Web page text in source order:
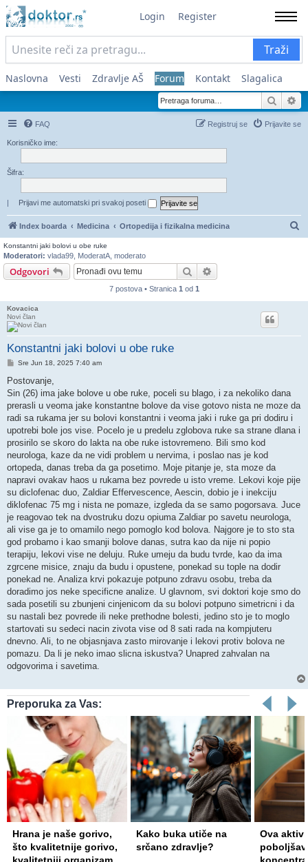
Login Register
Traži
Naslovna Vesti Zdravlje AŠ Forum Kontakt Slagalica
FAQ Prijavite se
Registruj se
Korisničko ime:
Šifra:
| Prijavi me automatski pri svakoj poseti
Index boarda Medicina Ortopedija i fizikalna medicina
Konstantni jaki bolovi u obe ruke
Moderatori: vlada99 ModeratA moderato
Odgovori Pretraga
7 postova • Stranica 1 od 1
Kovacica
Novi član
Konstantni jaki bolovi u obe ruke
Post
Sre Jun 18, 2025 7:40 am
Postovanje,
Sin (26) ima jake bolove u obe ruke, poceli su blago, i za nekoliko dana
prerasli u veoma jake konstantne bolove da vise gotovo nista ne moze da
radi sa rukama jer su bolovi konstantni i veoma jaki i ruke ga pri dodiru i
upotrebi bole jos vise. Pocelo je u predelu zglobova ruke sa strane dlana i
prosirilo se skoro do lakta na obe ruke istovremeno. Bili smo kod
neurologa, kaze da ne vidi problem u nervima, i poslao nas je kod
ortopeda, danas treba da ga posetimo. Moje pitanje je, sta moze da
napravi ovakav haos u rukama bez povrede u isto vreme. Lekovi koje pije
su diclofenac duo, Zaldiar Effervescence, Aescin, dobio je i inekciju
diklofenac 75 mg i nista ne pomaze, izgleda da se samo pogorsava. Juce
je reagovao tek na dvostruku dozu opiuma Zaldiar po savetu neurologa,
ali vise ga je to omamilo nego pomoglo kod bolova. Najgore je to sto sta
god probamo i kao smanji bolove danas, sutra kao da nije ni popio
terapiju, lekovi vise ne deluju. Ruke umeju da budu tvrde, kao da ima
zgrcene misice, znaju da budu i opustene, ponekad su tople na dodir
ponekad ne. Analiza krvi pokazuje potpuno zdravu osobu, treba da
doradimo jos neke specificne analize. U glavnom, svi doktori koje smo do
sada posetili su zbunjeni cinjenicom da su bolovi potpuno simetricni i da
su nastali bez povrede ili neke prethodne bolesti, jedino sto je to moglo
startovati su sedeci nacin zivota vise od 8 sati rada na kompjuteru
dnevno. Ali, to ne objasnjava zasto mirovanje i lekovi protiv bolova ne
pomazu. Da li je neko imao slicna iskustva? Unapred zahvalan na
odgovorima i savetima.
Preporuka za Vas:
Hrana je naše gorivo,
što kvalitetnije gorivo,
Kako buka utiče na
srčano zdravlje?
Ova